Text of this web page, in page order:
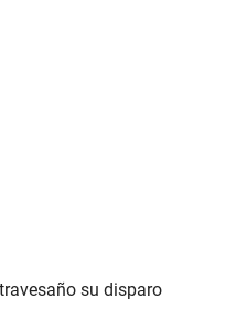
su disparo